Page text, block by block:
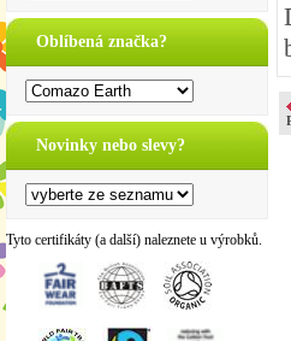
Oblíbená značka?
Novinky nebo slevy?
Tyto certifikáty (a další) naleznete u výrobků.